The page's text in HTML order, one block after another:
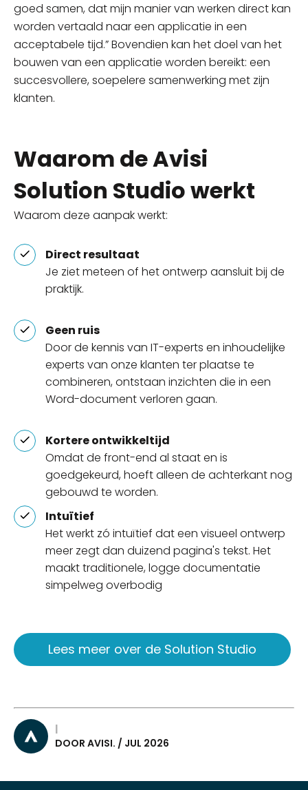
goed samen, dat mijn manier van werken direct kan
worden vertaald naar een applicatie in een
acceptabele tijd.” Bovendien kan het doel van het
bouwen van een applicatie worden bereikt: een
succesvollere, soepelere samenwerking met zijn
klanten.
Waarom de Avisi
Solution Studio werkt
Waarom deze aanpak werkt:
Direct resultaat
Je ziet meteen of het ontwerp aansluit bij de
praktijk.
Geen ruis
Door de kennis van IT-experts en inhoudelijke
experts van onze klanten ter plaatse te
combineren, ontstaan inzichten die in een
Word-document verloren gaan.
Kortere ontwikkeltijd
Omdat de front-end al staat en is
goedgekeurd, hoeft alleen de achterkant nog
gebouwd te worden.
Intuïtief
Het werkt zó intuïtief dat een visueel ontwerp
meer zegt dan duizend pagina's tekst. Het
maakt traditionele, logge documentatie
simpelweg overbodig
Lees meer over de Solution Studio
|
DOOR AVISI. / JUL 2026